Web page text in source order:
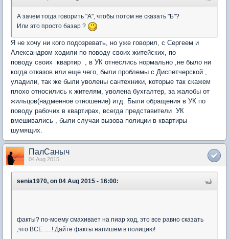
А зачем тогда говорить "А", чтобы потом не сказать "Б"?
Или это просто базар ?
Я не хочу ни кого подозревать, но уже говорил, с Сергеем и
Александром ходили по поводу своих житейских, по
поводу своих квартир , в УК отнеслись нормально ,не было ни
когда отказов или еще чего, были проблемы с Диспетчерской ,
уладили, так же были уволены сантехники, которые так скажем
плохо относились к жителям, уволена бухгалтер, за жалобы от
жильцов(надменное отношение) итд. Были обращения в УК по
поводу рабочих в квартирах, всегда представители УК
вмешивались , были случаи вызова полиции в квартиры
шумящих.
ПалСаныч
04 Aug 2015
senia1970, on 04 Aug 2015 - 16:00:
факты? по-моему смахивает на пиар ход, это все равно сказать
,что ВСЕ .....! Дайте факты напишем в полицию!